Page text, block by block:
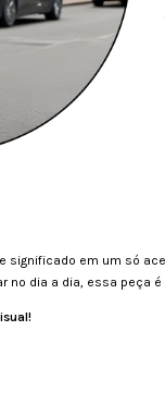
significado em um só
no dia a dia, essa peça